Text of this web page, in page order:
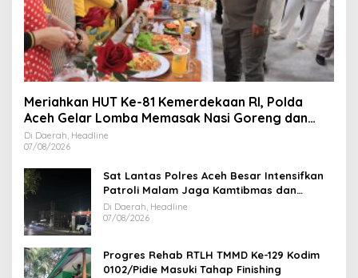
Meriahkan HUT Ke-81 Kemerdekaan RI, Polda
Aceh Gelar Lomba Memasak Nasi Goreng dan
Aneka Minuman
Di Daerah, Headline
07/08/2026
Sat Lantas Polres Aceh Besar Intensifkan
Patroli Malam Jaga Kamtibmas dan
Kelancaran Lalu Lintas
Di Daerah, Headline
07/08/2026
Progres Rehab RTLH TMMD Ke-129 Kodim
0102/Pidie Masuki Tahap Finishing